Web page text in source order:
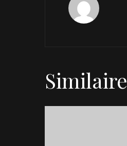
Similaire